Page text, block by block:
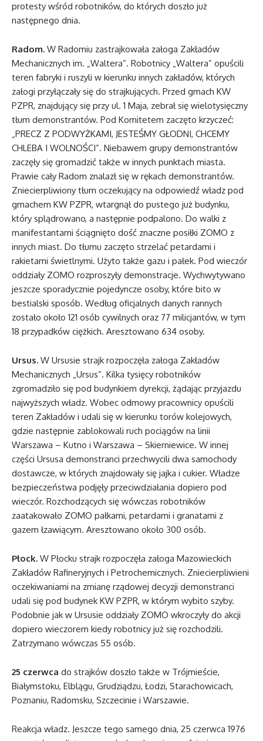
protesty wśród robotników, do których doszło już
następnego dnia.
Radom. W Radomiu zastrajkowała załoga Zakładów
Mechanicznych im. „Waltera”. Robotnicy „Waltera” opuścili
teren fabryki i ruszyli w kierunku innych zakładów, których
załogi przyłączały się do strajkujących. Przed gmach KW
PZPR, znajdujący się przy ul. 1 Maja, zebrał się wielotysięczny
tłum demonstrantów. Pod Komitetem zaczęto krzyczeć:
„PRECZ Z PODWYŻKAMI, JESTEŚMY GŁODNI, CHCEMY
CHLEBA I WOLNOŚCI”. Niebawem grupy demonstrantów
zaczęły się gromadzić także w innych punktach miasta.
Prawie cały Radom znalazł się w rękach demonstrantów.
Zniecierpliwiony tłum oczekujący na odpowiedź władz pod
gmachem KW PZPR, wtargnął do pustego już budynku,
który splądrowano, a następnie podpalono. Do walki z
manifestantami ściągnięto dość znaczne posiłki ZOMO z
innych miast. Do tłumu zaczęto strzelać petardami i
rakietami świetlnymi. Użyto także gazu i pałek. Pod wieczór
oddziały ZOMO rozproszyły demonstracje. Wychwytywano
jeszcze sporadycznie pojedyncze osoby, które bito w
bestialski sposób. Według oficjalnych danych rannych
zostało około 121 osób cywilnych oraz 77 milicjantów, w tym
18 przypadków ciężkich. Aresztowano 634 osoby.
Ursus. W Ursusie strajk rozpoczęła załoga Zakładów
Mechanicznych „Ursus”. Kilka tysięcy robotników
zgromadziło się pod budynkiem dyrekcji, żądając przyjazdu
najwyższych władz. Wobec odmowy pracownicy opuścili
teren Zakładów i udali się w kierunku torów kolejowych,
gdzie następnie zablokowali ruch pociągów na linii
Warszawa – Kutno i Warszawa – Skierniewice. W innej
części Ursusa demonstranci przechwycili dwa samochody
dostawcze, w których znajdowały się jajka i cukier. Władze
bezpieczeństwa podjęły przeciwdziałania dopiero pod
wieczór. Rozchodzących się wówczas robotników
zaatakowało ZOMO pałkami, petardami i granatami z
gazem łzawiącym. Aresztowano około 300 osób.
Płock. W Płocku strajk rozpoczęła załoga Mazowieckich
Zakładów Rafineryjnych i Petrochemicznych. Zniecierpliwieni
oczekiwaniami na zmianę rządowej decyzji demonstranci
udali się pod budynek KW PZPR, w którym wybito szyby.
Podobnie jak w Ursusie oddziały ZOMO wkroczyły do akcji
dopiero wieczorem kiedy robotnicy już się rozchodzili.
Zatrzymano wówczas 55 osób.
25 czerwca do strajków doszło także w Trójmieście,
Białymstoku, Elblągu, Grudziądzu, Łodzi, Starachowicach,
Poznaniu, Radomsku, Szczecinie i Warszawie.
Reakcja władz. Jeszcze tego samego dnia, 25 czerwca 1976